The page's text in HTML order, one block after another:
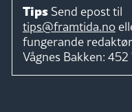
Tips Send epost til
tips@framtida.no
fungerande redaktør
Vågnes Bakken: 452